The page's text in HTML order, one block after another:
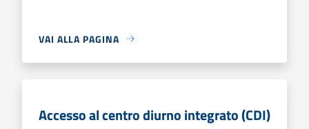
VAI ALLA PAGINA
Accesso al centro diurno integrato (CDI)